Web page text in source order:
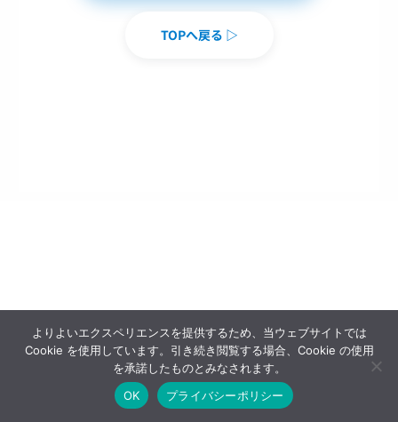
TOPへ戻る ▷
よりよいエクスペリエンスを提供するため、当ウェブサイトでは
Cookie を使用しています。引き続き閲覧する場合、Cookie の使用
を承諾したものとみなされます。
OK
プライバシーポリシー